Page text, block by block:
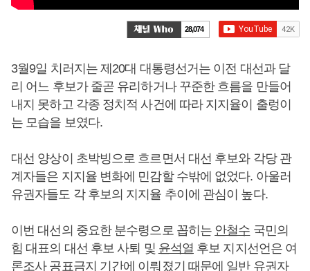
28,074
3월9일 치러지는 제20대 대통령선거는 이전 대선과 달
리 어느 후보가 줄곧 유리하거나 꾸준한 흐름을 만들어
내지 못하고 각종 정치적 사건에 따라 지지율이 출렁이
는 모습을 보였다.
대선 양상이 초박빙으로 흐르면서 대선 후보와 각당 관
계자들은 지지율 변화에 민감할 수밖에 없었다. 아울러
유권자들도 각 후보의 지지율 추이에 관심이 높다.
이번 대선의 중요한 분수령으로 꼽히는 안철수 국민의
힘 대표의 대선 후보 사퇴 및 윤석열 후보 지지선언은 여
론조사 공표금지 기간에 이뤄졌기 때문에 일반 유권자